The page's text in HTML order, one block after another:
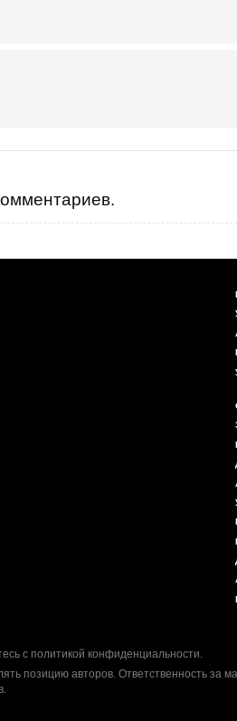
с политикой конфиденциальности.
позицию авторов. Ответственность за